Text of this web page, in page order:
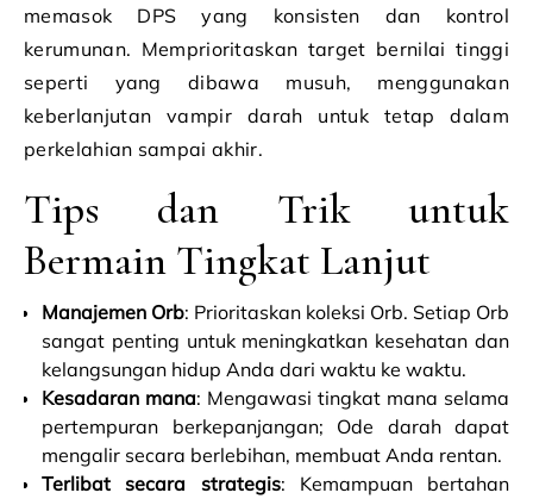
memasok DPS yang konsisten dan kontrol
kerumunan. Memprioritaskan target bernilai tinggi
seperti yang dibawa musuh, menggunakan
keberlanjutan vampir darah untuk tetap dalam
perkelahian sampai akhir.
Tips dan Trik untuk
Bermain Tingkat Lanjut
Manajemen Orb: Prioritaskan koleksi Orb. Setiap Orb
sangat penting untuk meningkatkan kesehatan dan
kelangsungan hidup Anda dari waktu ke waktu.
Kesadaran mana: Mengawasi tingkat mana selama
pertempuran berkepanjangan; Ode darah dapat
mengalir secara berlebihan, membuat Anda rentan.
Terlibat secara strategis: Kemampuan bertahan